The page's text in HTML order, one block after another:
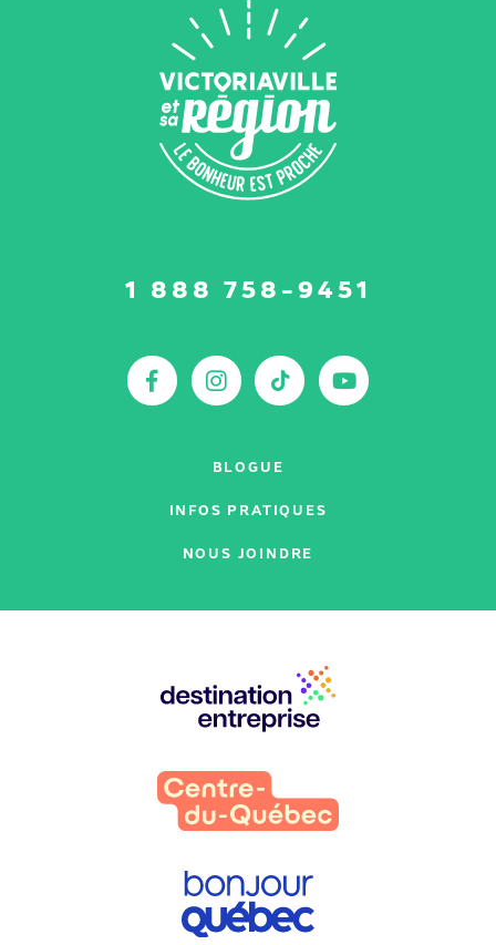
1 888 758-9451
Facebook
Instagram
TikTok
BLOGUE
INFOS PRATIQUES
NOUS JOINDRE
partenaires
: